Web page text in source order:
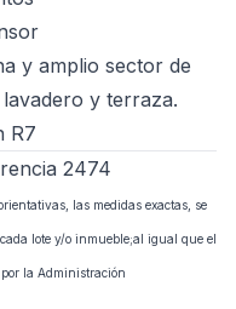
y amplio sector de
y terraza.
R7
2474
las medidas exactas, se
lote y/o inmueble;al igual que el
la Administración